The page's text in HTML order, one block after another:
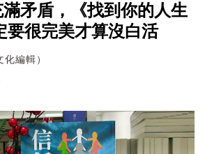
矛盾，《找到你的人生
要很完美才算沒白活
編輯）